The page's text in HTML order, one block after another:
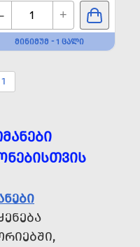
- +
ᲛᲘᲜᲘᲛᲣᲛ - 1 ᲪᲐᲚᲘ